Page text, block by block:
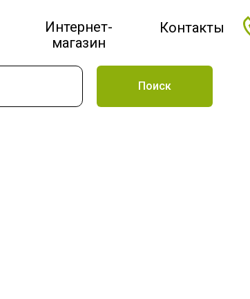
Интернет-
магазин
Контакты
Поиск